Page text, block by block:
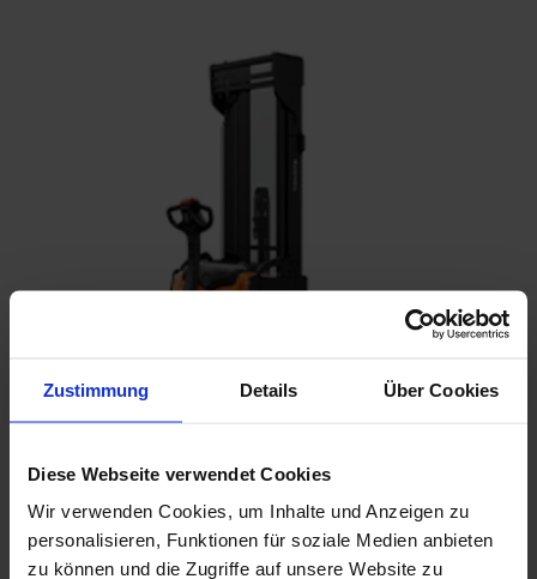
Zustimmung Details Über Cookies
Diese Webseite verwendet Cookies
Wir verwenden Cookies, um Inhalte und Anzeigen zu
personalisieren, Funktionen für soziale Medien anbieten
zu können und die Zugriffe auf unsere Website zu
Ce gerbeur est conçu pour les travaux lourds : le châssis
plus large lui confère une meilleure stabilité, les mâts
rigides permettent des hauteurs de levage allant jusqu'à 6